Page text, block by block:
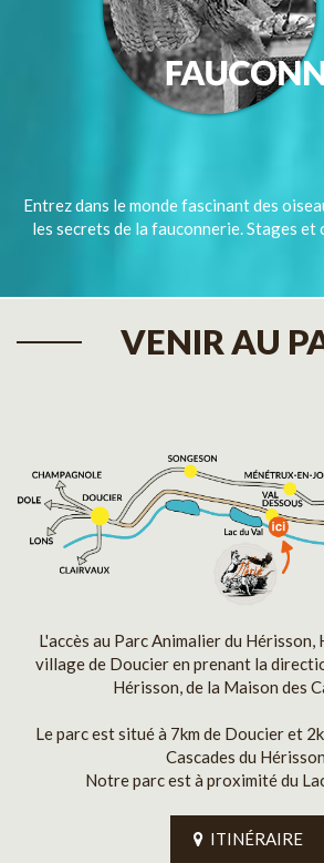
Entrez dans le monde fascinant des
les secrets de la fauconnerie. Stages et
VENIR AU
L'accès au Parc Animalier du
village de Doucier en prenant la
Hérisson, de la Maison des
Le parc est situé à 7km de Doucier et
Cascades du
Notre parc est à proximité du
ITINÉRAIRE